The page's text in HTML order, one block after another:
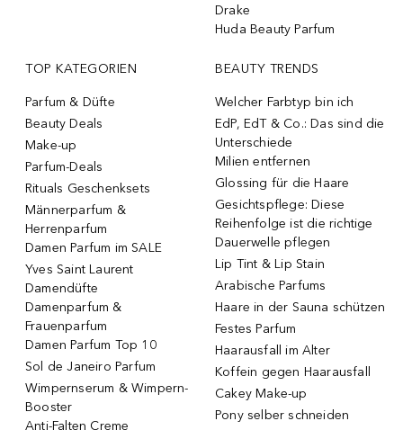
Drake
Huda Beauty Parfum
TOP KATEGORIEN
Parfum & Düfte
Beauty Deals
Make-up
Parfum-Deals
Rituals Geschenksets
Männerparfum &
Herrenparfum
Damen Parfum im SALE
Yves Saint Laurent
Damendüfte
Damenparfum &
Frauenparfum
Damen Parfum Top 10
Sol de Janeiro Parfum
Wimpernserum & Wimpern-
Booster
Anti-Falten Creme
BEAUTY TRENDS
Welcher Farbtyp bin ich
EdP, EdT & Co.: Das sind die
Unterschiede
Milien entfernen
Glossing für die Haare
Gesichtspflege: Diese
Reihenfolge ist die richtige
Dauerwelle pflegen
Lip Tint & Lip Stain
Arabische Parfums
Haare in der Sauna schützen
Festes Parfum
Haarausfall im Alter
Koffein gegen Haarausfall
Cakey Make-up
Pony selber schneiden